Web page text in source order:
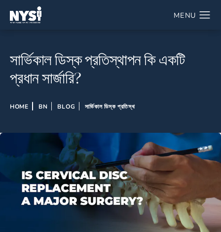
সার্ভিকাল ডিস্ক প্রতিস্থাপন কি একটি
প্রধান সার্জারি?
HOME BN BLOG সার্ভিকাল ডিস্ক প্রতিস্থ